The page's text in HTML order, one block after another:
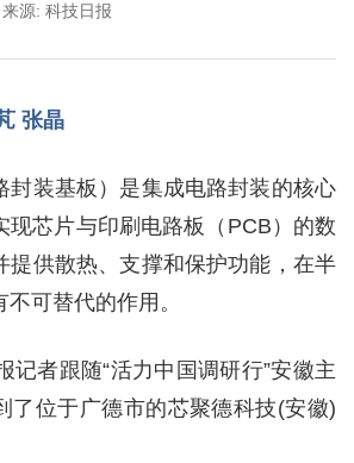
来源: 科技日报
张晶
封装基板）是集成电路封装的核心
现芯片与印刷电路板（PCB）的数
提供散热、支撑和保护功能，在半
可替代的作用。
记者跟随“活力中国调研行”安徽主
了位于广德市的芯聚德科技(安徽)